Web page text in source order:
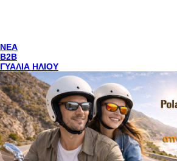
NEA
Β2Β
ΓΥΑΛΙΑ ΗΛΙΟΥ